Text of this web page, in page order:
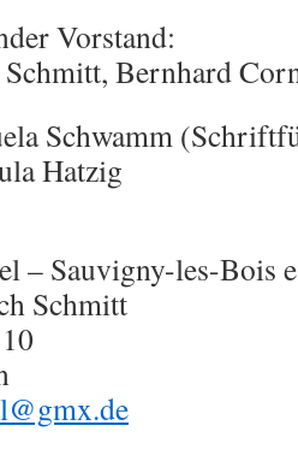
Vorstand:
Schmitt, Bernhard
Schwamm
Hatzig
– Sauvigny-les-Bois
Schmitt